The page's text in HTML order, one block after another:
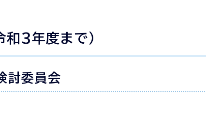
和3年度まで）
討委員会